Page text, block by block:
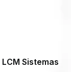
LCM Sistemas